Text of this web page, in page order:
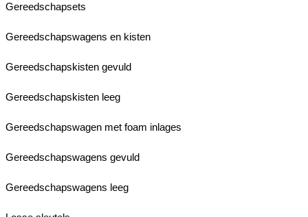
Gereedschapsets
Gereedschapswagens en kisten
Gereedschapskisten gevuld
Gereedschapskisten leeg
Gereedschapswagen met foam inlages
Gereedschapswagens gevuld
Gereedschapswagens leeg